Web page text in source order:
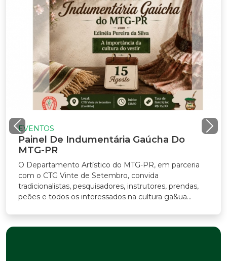
EVENTOS
Painel De Indumentária Gaúcha Do
MTG-PR
O Departamento Artístico do MTG-PR, em parceria
com o CTG Vinte de Setembro, convida
tradicionalistas, pesquisadores, instrutores, prendas,
peões e todos os interessados na cultura ga&ua...